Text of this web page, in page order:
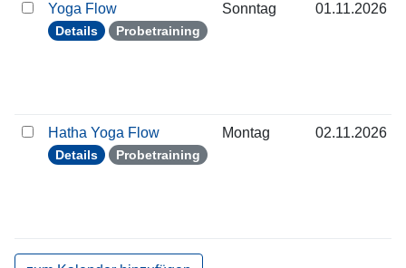
Yoga Flow
Details Probetraining
Sonntag 01.11.2026
Hatha Yoga Flow
Details Probetraining
Montag 02.11.2026